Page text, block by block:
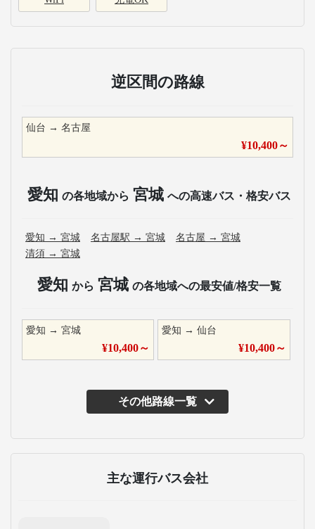
逆区間の路線
仙台 → 名古屋
¥10,400～
愛知 の各地域から 宮城 への高速バス・格安バス
愛知 → 宮城 名古屋駅 → 宮城 名古屋 → 宮城
清須 → 宮城
愛知 から 宮城 の各地域への最安値/格安一覧
愛知 → 宮城
¥10,400～
愛知 →仙台
¥10,400～
その他路線一覧
主な運行バス会社